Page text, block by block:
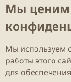
Локализация игр
Cookies
Обратная связь
Политика
Мы
Мы используем
работы этого
для